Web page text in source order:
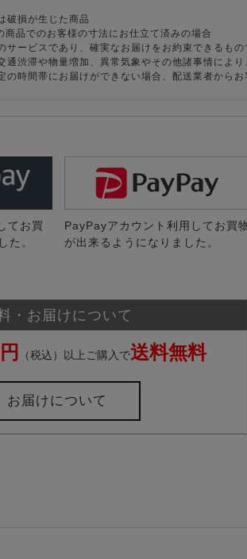
破損が生じた商品
商品でのお客様の寸法にお仕立て済みの場合
サービスであり、確実なお届けをお約束できるも
通渋滞や物量増加、異常気象やその他諸事情によ
の時間帯にお届けができない場合、配送業者から
てお買
た。
PayPayアカウント利用してお買
が出来るようになりました。
・お届けについて
（税込）以上ご購入で送料無料
お届けについて